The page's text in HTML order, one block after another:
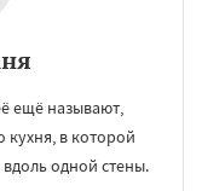
ещё называют,
кухня, в которой
одной стены.